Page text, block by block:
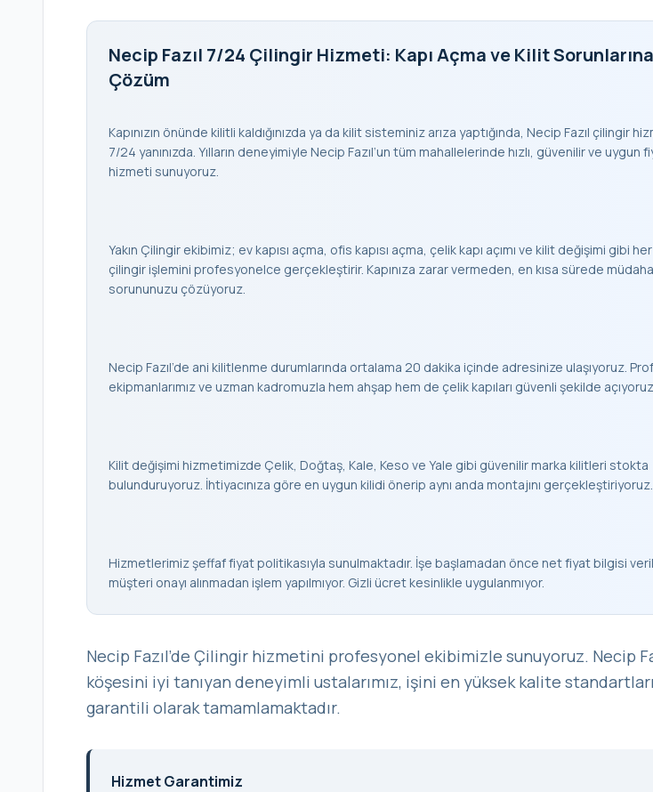
Necip Fazıl 7/24 Çilingir Hizmeti: Kapı Açma ve Kilit Sorunlarına
Çözüm
Kapınızın önünde kilitli kaldığınızda ya da kilit sisteminiz arıza yaptığında, Necip Fazıl çilingir
7/24 yanınızda. Yılların deneyimiyle Necip Fazıl’un tüm mahallelerinde hızlı, güvenilir ve uygun
hizmeti sunuyoruz.
Yakın Çilingir ekibimiz; ev kapısı açma, ofis kapısı açma, çelik kapı açımı ve kilit değişimi gibi
çilingir işlemini profesyonelce gerçekleştirir. Kapınıza zarar vermeden, en kısa sürede
sorununuzu çözüyoruz.
Necip Fazıl’de ani kilitlenme durumlarında ortalama 20 dakika içinde adresinize ulaşıyoruz.
ekipmanlarımız ve uzman kadromuzla hem ahşap hem de çelik kapıları güvenli şekilde
Kilit değişimi hizmetimizde Çelik, Doğtaş, Kale, Keso ve Yale gibi güvenilir marka kilitleri stokta
bulunduruyoruz. İhtiyacınıza göre en uygun kilidi önerip aynı anda montajını gerçekleştiriyoruz.
Hizmetlerimiz şeffaf fiyat politikasıyla sunulmaktadır. İşe başlamadan önce net fiyat bilgisi
müşteri onayı alınmadan işlem yapılmıyor. Gizli ücret kesinlikle uygulanmıyor.
Necip Fazıl’de Çilingir hizmetini profesyonel ekibimizle sunuyoruz. Necip
köşesini iyi tanıyan deneyimli ustalarımız, işini en yüksek kalite
garantili olarak tamamlamaktadır.
Hizmet Garantimiz